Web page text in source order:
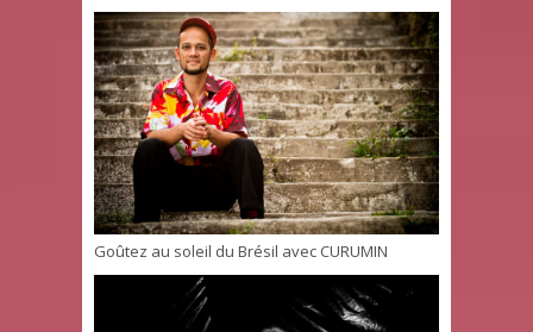
Goûtez au soleil du Brésil avec CURUMIN